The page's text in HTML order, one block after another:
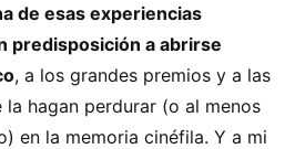
de esas experiencias
predisposición a abrirse
, a los grandes premios y a las
hagan perdurar (o al menos
en la memoria cinéfila. Y a mi